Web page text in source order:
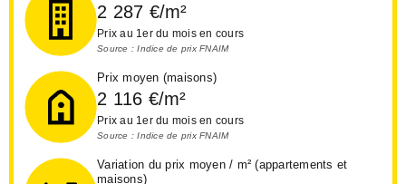
2 287 €/m²
Prix au 1er du mois en cours
Source : Indice de prix FNAIM
Prix moyen (maisons)
2 116 €/m²
Prix au 1er du mois en cours
Source : Indice de prix FNAIM
Variation du prix moyen / m² (appartements et
maisons)